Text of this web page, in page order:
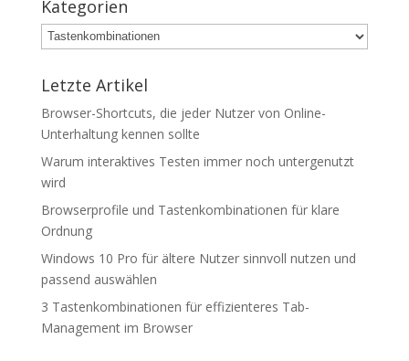
Kategorien
Kategorien
Letzte Artikel
Browser-Shortcuts, die jeder Nutzer von Online-
Unterhaltung kennen sollte
Warum interaktives Testen immer noch untergenutzt
wird
Browserprofile und Tastenkombinationen für klare
Ordnung
Windows 10 Pro für ältere Nutzer sinnvoll nutzen und
passend auswählen
3 Tastenkombinationen für effizienteres Tab-
Management im Browser